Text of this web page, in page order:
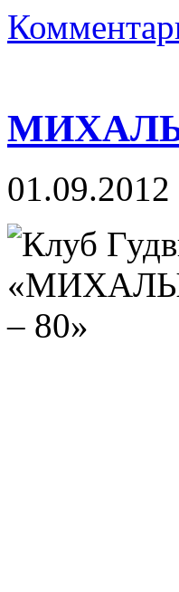
01.09.2012